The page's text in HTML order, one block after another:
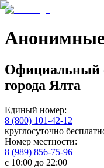
Официальный
города Ялта
Единый номер:
8 (800) 101-42-12
круглосуточно
Номер местности:
8 (989) 856-75-96
с 10:00 до 22:00